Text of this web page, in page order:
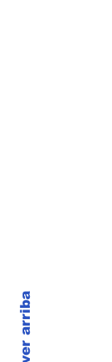
Volver arriba